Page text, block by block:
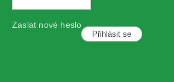
Zaslat nové heslo